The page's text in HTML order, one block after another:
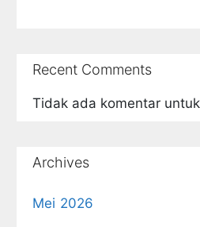
Recent Comments
Tidak ada komentar
Archives
Mei 2026